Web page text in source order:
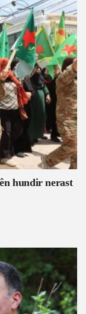
hundir nerast